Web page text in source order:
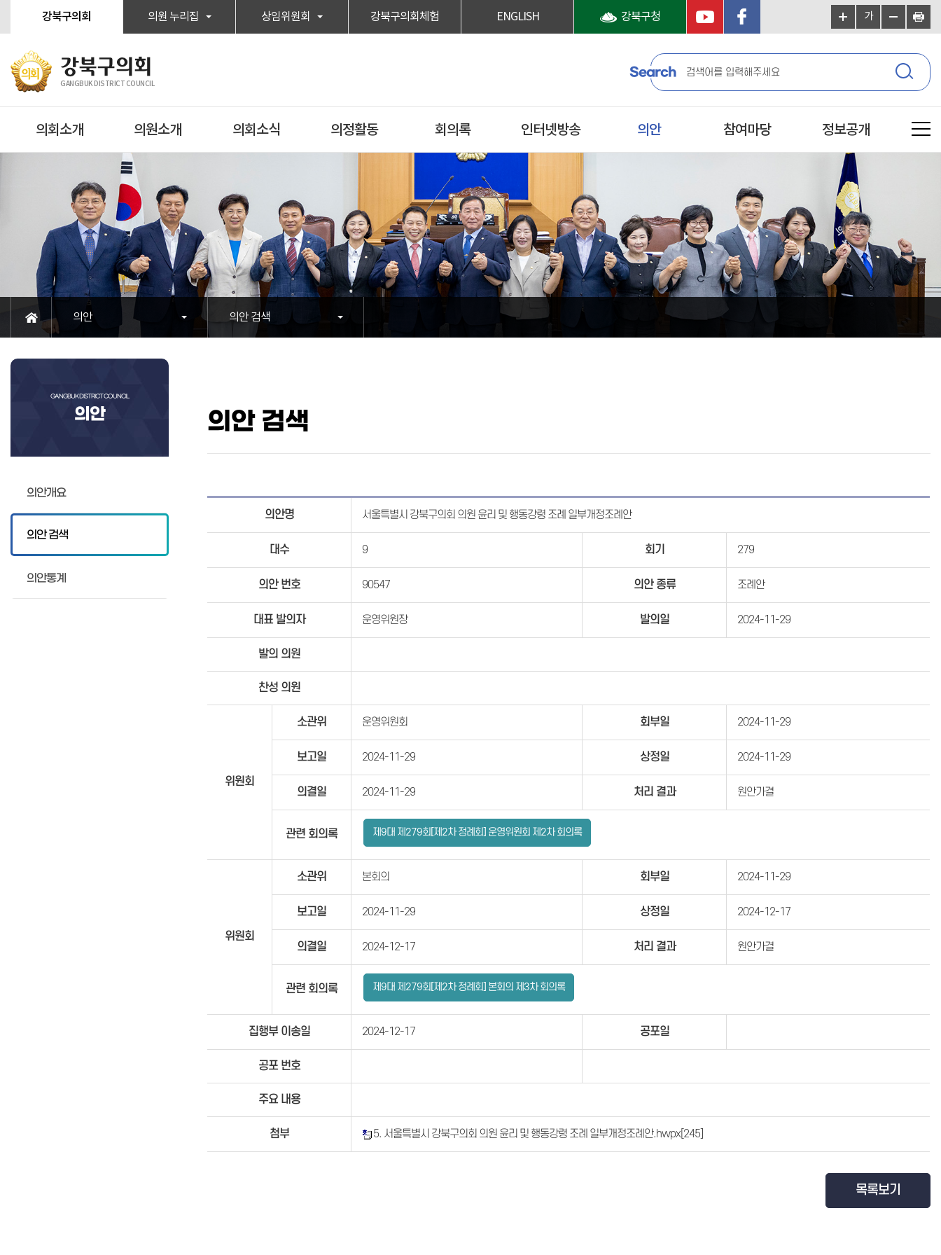
강북구의회
의원 누리집 상임위원회 강북구의회체험 ENGLISH 강북구청 가
강북구의회
GANGBUK DISTRICT COUNCIL
Search
의회소개 의원소개 의회소식 의정활동 회의록 인터넷방송 의안 참여마당 정보공개
의안 의안 검색
GANGBUK DISTRICT COUNCIL
의안
의안개요
의안 검색
의안통계
의안 검색
의안명 서울특별시 강북구의회 의원 윤리 및 행동강령 조례 일부개정조례안
대수 9 회기 279
의안 번호 90547 의안 종류 조례안
대표 발의자 운영위원장 발의일 2024-11-29
발의 의원
찬성 의원
위원회
소관위 운영위원회 회부일 2024-11-29
보고일 2024-11-29 상정일 2024-11-29
의결일 2024-11-29 처리 결과 원안가결
관련 회의록 제9대 제279회[제2차 정례회] 운영위원회 제2차 회의록
위원회
소관위 본회의 회부일 2024-11-29
보고일 2024-11-29 상정일 2024-12-17
의결일 2024-12-17 처리 결과 원안가결
관련 회의록 제9대 제279회[제2차 정례회] 본회의 제3차 회의록
집행부 이송일 2024-12-17 공포일
공포 번호
주요 내용
첨부 5. 서울특별시 강북구의회 의원 윤리 및 행동강령 조례 일부개정조례안.hwpx[245]
목록보기